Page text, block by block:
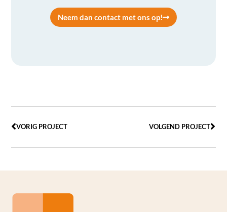
Neem dan contact met ons op!
VORIG PROJECT VOLGEND PROJECT